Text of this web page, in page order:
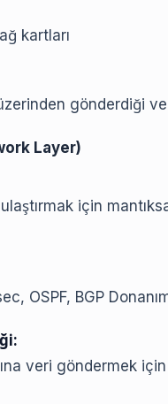
kartları
gönderdiği
Layer)
için
OSPF, BGP
veri göndermek